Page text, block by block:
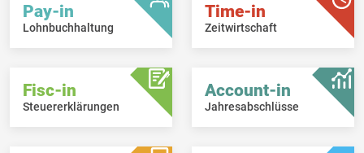
Pay-in
Lohnbuchhaltung
Time-in
Zeitwirtschaft
Fisc-in
Steuererklärungen
Account-in
Jahresabschlüsse